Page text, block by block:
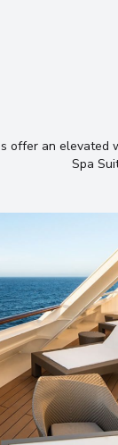
offer an
Spa